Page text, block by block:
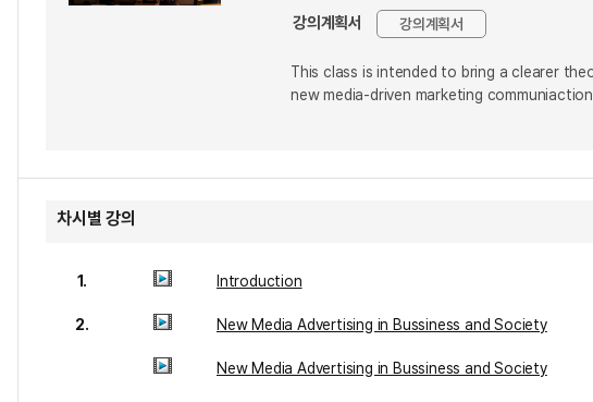
강의계획서 강의계획서
This class is intended to bring a clearer
new media-driven marketing
차시별 강의
1. Introduction
2. New Media Advertising in Bussiness and Society
New Media Advertising in Bussiness and Society